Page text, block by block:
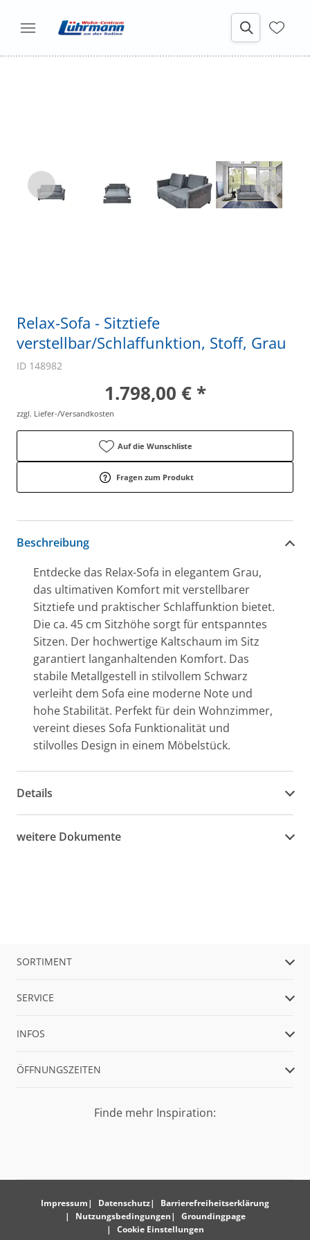
Relax-Sofa - Sitztiefe
verstellbar/Schlaffunktion, Stoff, Grau
ID 148982
1.798,00 € *
zzgl. Liefer-/Versandkosten
Auf die Wunschliste
Fragen zum Produkt
Beschreibung
Entdecke das Relax-Sofa in elegantem Grau,
das ultimativen Komfort mit verstellbarer
Sitztiefe und praktischer Schlaffunktion bietet.
Die ca. 45 cm Sitzhöhe sorgt für entspanntes
Sitzen. Der hochwertige Kaltschaum im Sitz
garantiert langanhaltenden Komfort. Das
stabile Metallgestell in stilvollem Schwarz
verleiht dem Sofa eine moderne Note und
hohe Stabilität. Perfekt für dein Wohnzimmer,
vereint dieses Sofa Funktionalität und
stilvolles Design in einem Möbelstück.
Details
weitere Dokumente
SORTIMENT
SERVICE
INFOS
ÖFFNUNGSZEITEN
Finde mehr Inspiration:
Impressum Datenschutz
Barrierefreiheitserklärung
Nutzungsbedingungen
Groundingpage
Cookie Einstellungen